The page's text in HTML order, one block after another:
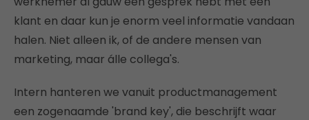
klant en daar kun je enorm veel informatie vandaan
halen. Niet alleen ik, of de andere mensen van
marketing, maar álle collega's.
Intern hanteren we vanuit productmanagement
een zogenaamde 'brand key', die beschrijft waar